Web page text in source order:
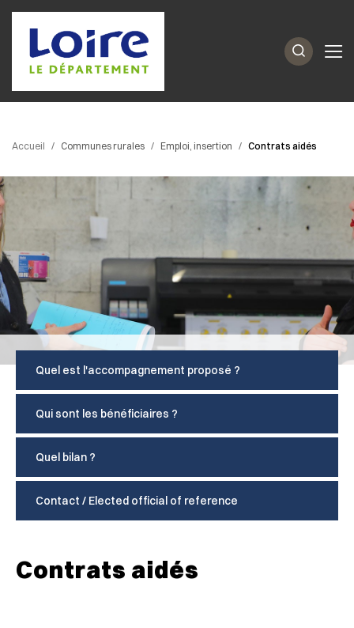
Accueil Communes rurales Emploi, insertion Contrats aidés
Quel est l'accompagnement proposé ?
Qui sont les bénéficiaires ?
Quel bilan ?
Contact / Elected official of reference
Contrats aidés
partage et
d'impression